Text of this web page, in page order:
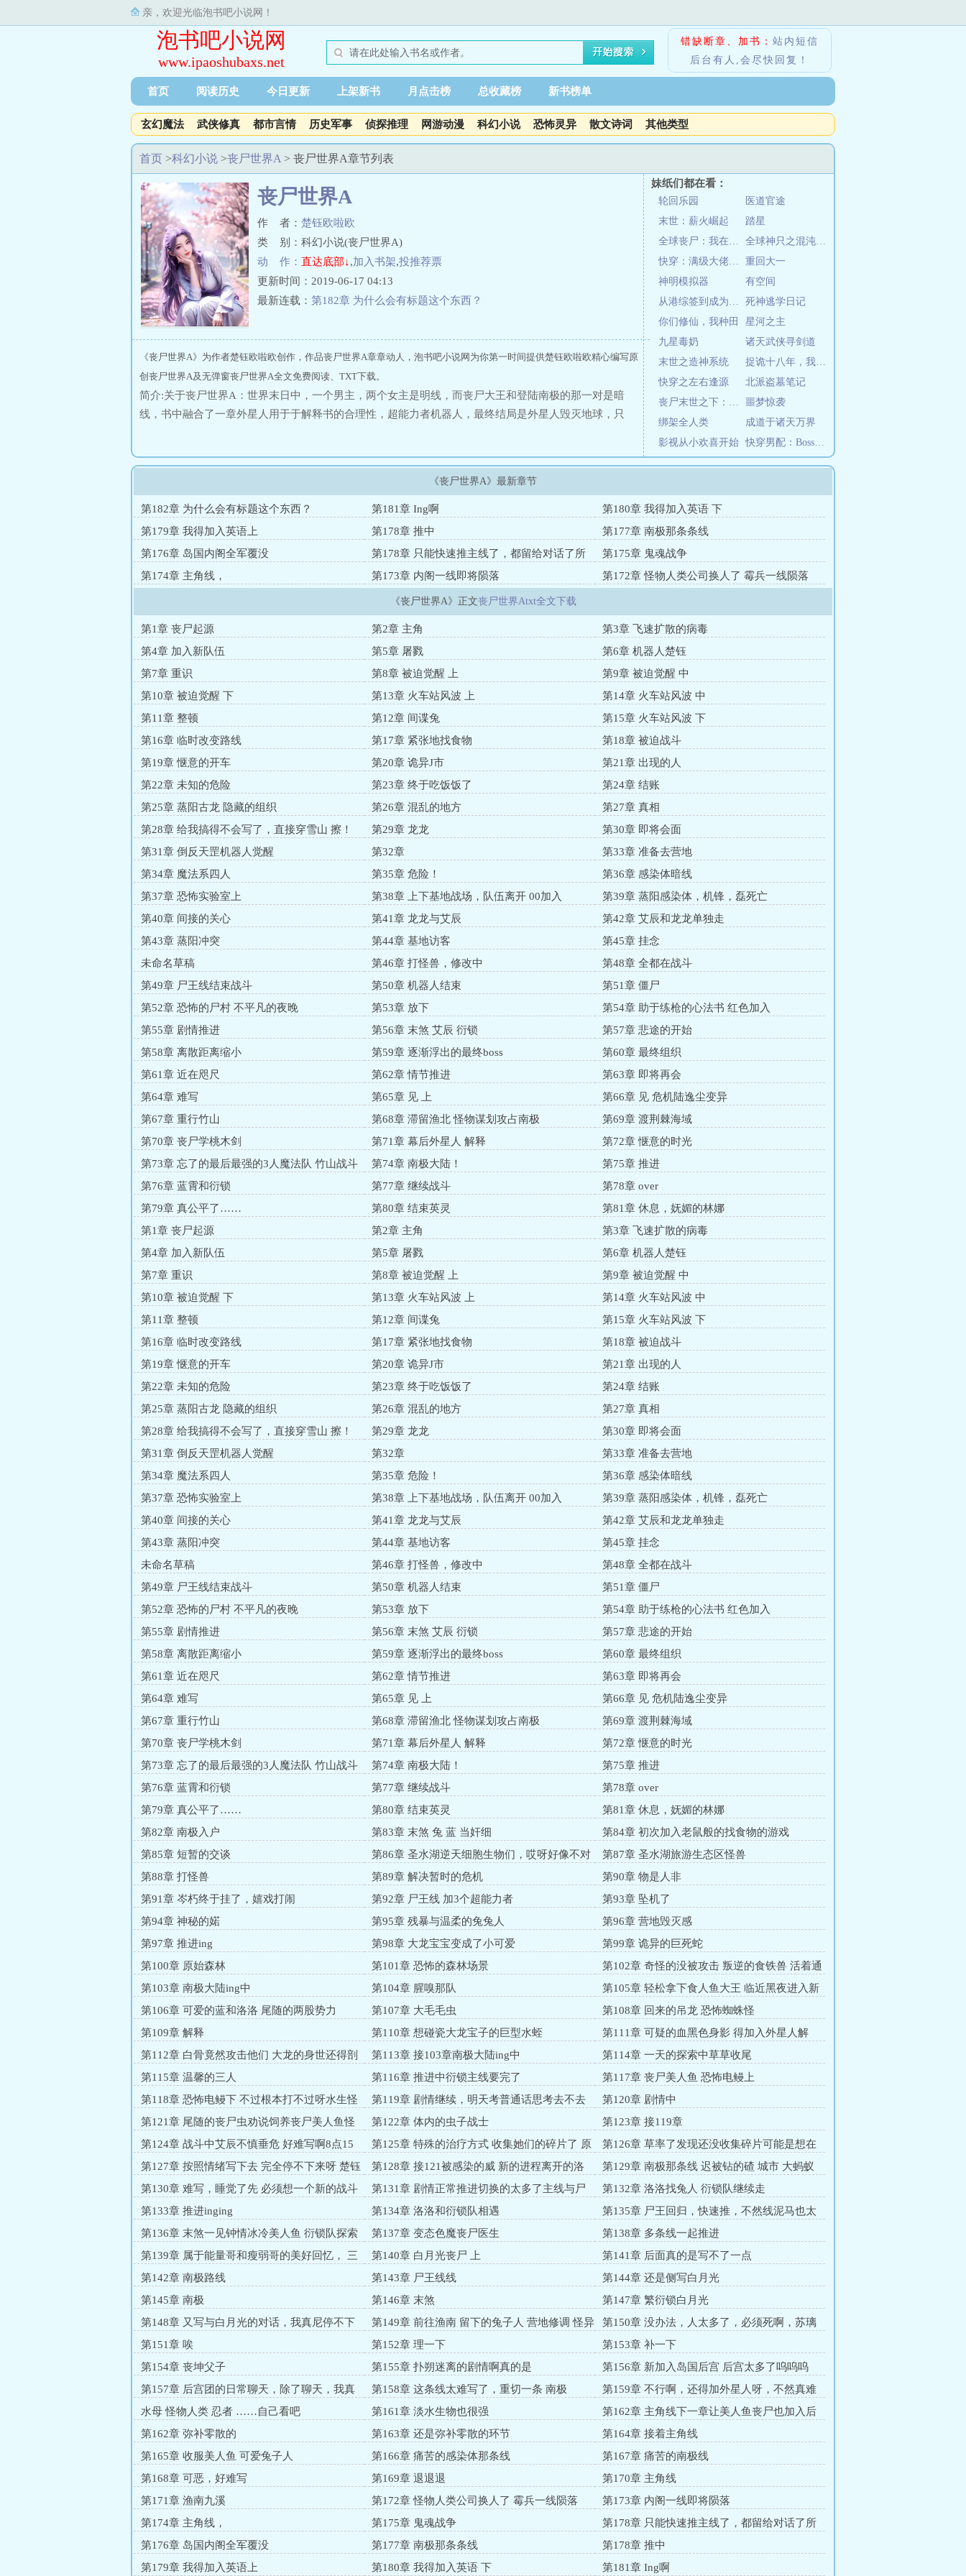
亲，欢迎光临泡书吧小说网！
泡书吧小说网
www.ipaoshubaxs.net
错缺断章、加书： 站内短信
后台有人,会尽快回复！
首页 阅读历史 今日更新 上架新书 月点击榜 总收藏榜 新书榜单
玄幻魔法 武侠修真 都市言情 历史军事 侦探推理 网游动漫 科幻小说 恐怖灵异 散文诗词 其他类型
首页 >科幻小说 >丧尸世界A > 丧尸世界A章节列表
妹纸们都在看：
轮回乐园
医道官途
末世：薪火崛起
踏星
全球丧尸：我在末世组建生存团队
全球神只之混沌主宰
快穿：满级大佬在末日当主播
重回大一
神明模拟器
有空间
从港综签到成为传说
死神逃学日记
你们修仙，我种田
星河之主
九星毒奶
诸天武侠寻剑道
末世之造神系统
捉诡十八年，我进入了惊悚游戏
快穿之左右逢源
北派盗墓笔记
丧尸末世之下：求生
噩梦惊袭
绑架全人类
成道于诸天万界
影视从小欢喜开始
快穿男配：Boss心尖宠
丧尸世界A
作 者： 楚钰欧啦欧
类 别：科幻小说(丧尸世界A)
动 作： 直达底部↓,加入书架,投推荐票
更新时间：2019-06-17 04:13
最新连载： 第182章 为什么会有标题这个东西？
《丧尸世界A》为作者楚钰欧啦欧创作，作品丧尸世界A章章动人，泡书吧小说网为你第一时间提供楚钰欧啦欧精心编写原
创丧尸世界A及无弹窗丧尸世界A全文免费阅读、TXT下载。
简介:关于丧尸世界A：世界末日中，一个男主，两个女主是明线，而丧尸大王和登陆南极的那一对是暗
线，书中融合了一章外星人用于于解释书的合理性，超能力者机器人，最终结局是外星人毁灭地球，只
《丧尸世界A》最新章节
第182章 为什么会有标题这个东西？ 第181章 Ing啊
第180章 我得加入英语 下
第179章 我得加入英语上
第178章 推中
第177章 南极那条条线
第176章 岛国内阁全军覆没
第178章 只能快速推主线了，都留给对话了所
以就少探索
第175章 鬼魂战争
第174章 主角线，
第173章 内阁一线即将陨落 第172章 怪物人类公司换人了 霉兵一线陨落
《丧尸世界A》正文丧尸世界Atxt全文下载
第1章 丧尸起源 第2章 主角
第3章 飞速扩散的病毒
第4章 加入新队伍
第5章 屠戮
第6章 机器人楚钰
第7章 重识
第8章 被迫觉醒 上
第9章 被迫觉醒 中
第10章 被迫觉醒 下
第13章 火车站风波 上
第14章 火车站风波 中
第11章 整顿
第12章 间谍兔
第15章 火车站风波 下
第16章 临时改变路线
第17章 紧张地找食物
第18章 被迫战斗
第19章 惬意的开车
第20章 诡异J市
第21章 出现的人
第22章 未知的危险
第23章 终于吃饭饭了
第24章 结账
第25章 蒸阳古龙 隐藏的组织
第26章 混乱的地方
第27章 真相
第28章 给我搞得不会写了，直接穿雪山 擦！
第29章 龙龙
第30章 即将会面
第31章 倒反天罡机器人觉醒
第32章
第33章 准备去营地
第34章 魔法系四人
第35章 危险！
第36章 感染体暗线
第37章 恐怖实验室上
第38章 上下基地战场，队伍离开 00加入
第39章 蒸阳感染体，机锋，磊死亡
第40章 间接的关心
第41章 龙龙与艾辰
第42章 艾辰和龙龙单独走
第43章 蒸阳冲突
第44章 基地访客
第45章 挂念
未命名草稿
第46章 打怪兽，修改中
第48章 全都在战斗
第49章 尸王线结束战斗
第50章 机器人结束
第51章 僵尸
第52章 恐怖的尸村 不平凡的夜晚
第53章 放下
第54章 助于练枪的心法书 红色加入
第55章 剧情推进
第56章 末煞 艾辰 衍锁
第57章 悲途的开始
第58章 离散距离缩小
第59章 逐渐浮出的最终boss
第60章 最终组织
第61章 近在咫尺
第62章 情节推进
第63章 即将再会
第64章 难写
第65章 见 上
第66章 见 危机陆逸尘变异
第67章 重行竹山
第68章 滞留渔北 怪物谋划攻占南极
第69章 渡荆棘海域
第70章 丧尸学桃木剑
第71章 幕后外星人 解释
第72章 惬意的时光
第73章 忘了的最后最强的3人魔法队 竹山战斗
上
第74章 南极大陆！
第75章 推进
第76章 蓝霄和衍锁
第77章 继续战斗
第78章 over
第79章 真公平了……
第80章 结束英灵
第81章 休息，妩媚的林娜
第1章 丧尸起源
第2章 主角
第3章 飞速扩散的病毒
第4章 加入新队伍
第5章 屠戮
第6章 机器人楚钰
第7章 重识
第8章 被迫觉醒 上
第9章 被迫觉醒 中
第10章 被迫觉醒 下
第13章 火车站风波 上
第14章 火车站风波 中
第11章 整顿
第12章 间谍兔
第15章 火车站风波 下
第16章 临时改变路线
第17章 紧张地找食物
第18章 被迫战斗
第19章 惬意的开车
第20章 诡异J市
第21章 出现的人
第22章 未知的危险
第23章 终于吃饭饭了
第24章 结账
第25章 蒸阳古龙 隐藏的组织
第26章 混乱的地方
第27章 真相
第28章 给我搞得不会写了，直接穿雪山 擦！
第29章 龙龙
第30章 即将会面
第31章 倒反天罡机器人觉醒
第32章
第33章 准备去营地
第34章 魔法系四人
第35章 危险！
第36章 感染体暗线
第37章 恐怖实验室上
第38章 上下基地战场，队伍离开 00加入
第39章 蒸阳感染体，机锋，磊死亡
第40章 间接的关心
第41章 龙龙与艾辰
第42章 艾辰和龙龙单独走
第43章 蒸阳冲突
第44章 基地访客
第45章 挂念
未命名草稿
第46章 打怪兽，修改中
第48章 全都在战斗
第49章 尸王线结束战斗
第50章 机器人结束
第51章 僵尸
第52章 恐怖的尸村 不平凡的夜晚
第53章 放下
第54章 助于练枪的心法书 红色加入
第55章 剧情推进
第56章 末煞 艾辰 衍锁
第57章 悲途的开始
第58章 离散距离缩小
第59章 逐渐浮出的最终boss
第60章 最终组织
第61章 近在咫尺
第62章 情节推进
第63章 即将再会
第64章 难写
第65章 见 上
第66章 见 危机陆逸尘变异
第67章 重行竹山
第68章 滞留渔北 怪物谋划攻占南极
第69章 渡荆棘海域
第70章 丧尸学桃木剑
第71章 幕后外星人 解释
第72章 惬意的时光
第73章 忘了的最后最强的3人魔法队 竹山战斗
上
第74章 南极大陆！
第75章 推进
第76章 蓝霄和衍锁
第77章 继续战斗
第78章 over
第79章 真公平了……
第80章 结束英灵
第81章 休息，妩媚的林娜
第82章 南极入户
第83章 末煞 兔 蓝 当奸细
第84章 初次加入老鼠般的找食物的游戏
第85章 短暂的交谈
第86章 圣水湖逆天细胞生物们，哎呀好像不对
第87章 圣水湖旅游生态区怪兽
第88章 打怪兽
第89章 解决暂时的危机
第90章 物是人非
第91章 岑朽终于挂了，嬉戏打闹
第92章 尸王线 加3个超能力者
第93章 坠机了
第94章 神秘的婼
第95章 残暴与温柔的兔兔人
第96章 营地毁灭感
第97章 推进ing
第98章 大龙宝宝变成了小可爱
第99章 诡异的巨死蛇
第100章 原始森林
第101章 恐怖的森林场景
第102章 奇怪的没被攻击 叛逆的食铁兽 活着通
过的伏笔
第103章 南极大陆ing中 第104章 腥嗅那队
第105章 轻松拿下食人鱼大王 临近黑夜进入新
营地休整坏人彪子哥
第106章 可爱的蓝和洛洛 尾随的两股势力 第107章 大毛毛虫
第108章 回来的吊龙 恐怖蜘蛛怪
第109章 解释
第110章 想碰瓷大龙宝子的巨型水蛭
第111章 可疑的血黑色身影 得加入外星人解
释，甩锅给外星人
第112章 白骨竟然攻击他们 大龙的身世还得剖
呀 可恶的鳄鱼
第113章 接103章南极大陆ing中
第114章 一天的探索中草草收尾
第115章 温馨的三人
第116章 推进中衍锁主线要完了
第117章 丧尸美人鱼 恐怖电鳗上
第118章 恐怖电鳗下 不过根本打不过呀水生怪
物 准备离开营地
第119章 剧情继续，明天考普通话思考去不去
第120章 剧情中
第121章 尾随的丧尸虫劝说饲养丧尸美人鱼怪
物人类公司的意图
第122章 体内的虫子战士
第123章 接119章
第124章 战斗中艾辰不慎垂危 好难写啊8点15
了
第125章 特殊的治疗方式 收集她们的碎片了 原
始森林结束了
第126章 草率了发现还没收集碎片可能是想在
外星人的魔方里面写
第127章 按照情绪写下去 完全停不下来呀 楚钰
同意了 落单兔子人
第128章 接121被感染的威 新的进程离开的洛
回来的蓝逃命的彪子
第129章 南极那条线 迟被钻的碴 城市 大蚂蚁
看戏的外星人
第130章 难写，睡觉了先 必须想一个新的战斗
环节了
第131章 剧情正常推进切换的太多了主线与尸
王线即将汇合在一起
第132章 洛洛找兔人 衍锁队继续走
第133章 推进inging
第134章 洛洛和衍锁队相遇
第135章 尸王回归，快速推，不然线泥马也太
多了
第136章 末煞一见钟情冰冷美人鱼 衍锁队探索
精神病医院
第137章 变态色魔丧尸医生
第138章 多条线一起推进
第139章 属于能量哥和瘦弱哥的美好回忆， 三
人该何去何从？
第140章 白月光丧尸 上
第141章 后面真的是写不了一点
第142章 南极路线
第143章 尸王线线
第144章 还是侧写白月光
第145章 南极
第146章 末煞
第147章 繁衍锁白月光
第148章 又写与白月光的对话，我真尼停不下
来 太享受了
第149章 前往渔南 留下的兔子人 营地修调 怪异
的营地上
第150章 没办法，人太多了，必须死啊，苏璃
噶了 怪异的营地中
第151章 唉 第152章 理一下
第153章 补一下
第154章 丧坤父子
第155章 扑朔迷离的剧情啊真的是
第156章 新加入岛国后宫 后宫太多了呜呜呜
第157章 后宫团的日常聊天，除了聊天，我真
不知道情节要怎么推
第158章 这条线太难写了，重切一条 南极
第159章 不行啊，还得加外星人呀，不然真难
写
水母 怪物人类 忍者 ……自己看吧 第161章 淡水生物也很强
第162章 主角线下一章让美人鱼丧尸也加入后
宫团不然她太可怜了
第162章 弥补零散的 第163章 还是弥补零散的环节
第164章 接着主角线
第165章 收服美人鱼 可爱兔子人
第166章 痛苦的感染体那条线
第167章 痛苦的南极线
第168章 可恶，好难写
第169章 退退退
第170章 主角线
第171章 渔南九溪
第172章 怪物人类公司换人了 霉兵一线陨落
第173章 内阁一线即将陨落
第174章 主角线，
第175章 鬼魂战争
第178章 只能快速推主线了，都留给对话了所
以就少探索
第176章 岛国内阁全军覆没 第177章 南极那条条线
第178章 推中
第179章 我得加入英语上
第180章 我得加入英语 下 第181章 Ing啊